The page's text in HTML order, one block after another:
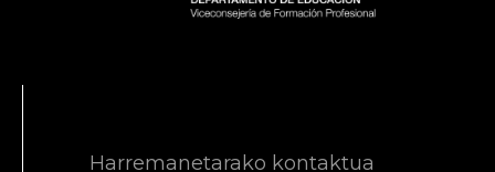
Harremanetarako kontaktua